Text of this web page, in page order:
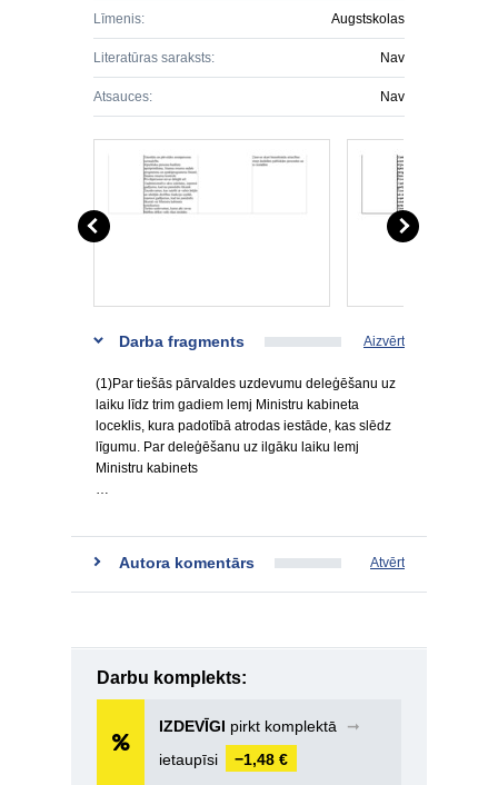
Līmenis: Augstskolas
Literatūras saraksts: Nav
Atsauces: Nav
Darba fragments Aizvērt
(1)Par tiešās pārvaldes uzdevumu deleģēšanu uz
laiku līdz trim gadiem lemj Ministru kabineta
loceklis, kura padotībā atrodas iestāde, kas slēdz
līgumu. Par deleģēšanu uz ilgāku laiku lemj
Ministru kabinets
…
Autora komentārs Atvērt
Darbu komplekts:
IZDEVĪGI pirkt komplektā
➞
ietaupīsi
−1,48 €